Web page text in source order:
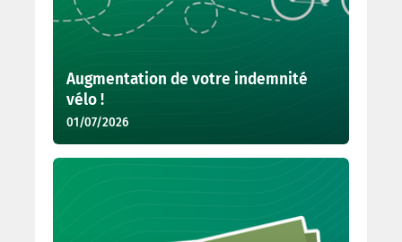
Augmentation de votre indemnité
vélo !
01/07/2026